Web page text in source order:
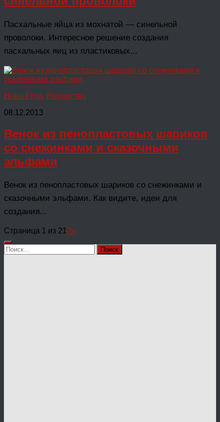
Пасхальные яйца из мохнатой — синельной
проволоки. Интересное решение создания
пасхальных яиц из пластиковых...
Новый год, Рождество
08.12.2013
Венок из пенопластовых шариков
со снежинками и сказочными
эльфами
Венок из пенопластовых шариков со снежинками и
сказочными эльфами. Как видите, идеи для
создания...
Страница 1 из 21 2»
Найти: